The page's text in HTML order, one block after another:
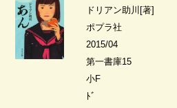
ドリアン助川[著]
ポプラ社
2015/04
第一書庫15
小F
ﾄﾞ